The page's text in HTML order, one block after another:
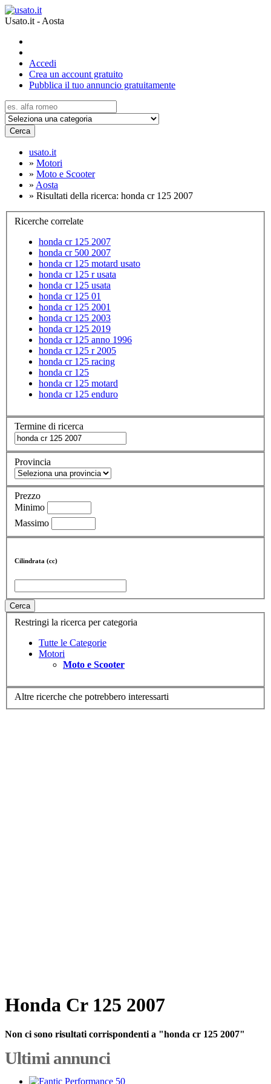
Usato.it - Aosta
Accedi
Crea un account gratuito
Pubblica il tuo annuncio gratuitamente
Cerca
usato.it
» Motori
» Moto e Scooter
» Aosta
» Risultati della ricerca: honda cr 125 2007
Ricerche correlate
honda cr 125 2007
honda cr 500 2007
honda cr 125 motard usato
honda cr 125 r usata
honda cr 125 usata
honda cr 125 01
honda cr 125 2001
honda cr 125 2003
honda cr 125 2019
honda cr 125 anno 1996
honda cr 125 r 2005
honda cr 125 racing
honda cr 125
honda cr 125 motard
honda cr 125 enduro
Termine di ricerca
Provincia
Prezzo
Minimo
Massimo
Cilindrata (cc)
Cerca
Restringi la ricerca per categoria
Tutte le Categorie
Motori
Moto e Scooter
Altre ricerche che potrebbero interessarti
Honda Cr 125 2007
Non ci sono risultati corrispondenti a "honda cr 125 2007"
Ultimi annunci